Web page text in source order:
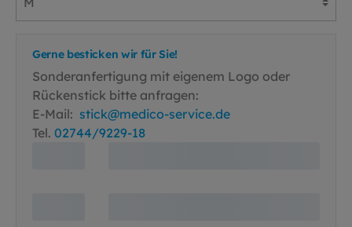
Gerne besticken wir für Sie!
Sonderanfertigung mit eigenem Logo oder
Rückenstick bitte anfragen:
E-Mail: stick@medico-service.de
Tel. 02744/9229-18